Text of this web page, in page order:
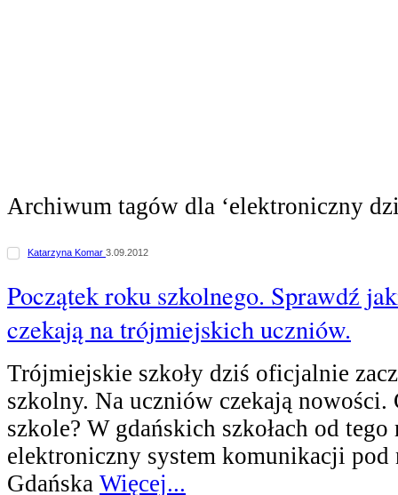
Archiwum tagów dla ‘elektroniczny
Katarzyna Komar 3.09.2012
Początek roku szkolnego. Sprawdź
czekają na trójmiejskich uczniów.
Trójmiejskie szkoły dziś oficjalnie
szkolny. Na uczniów czekają nowości.
szkole? W gdańskich szkołach od tego
elektroniczny system komunikacji pod
Gdańska Więcej...